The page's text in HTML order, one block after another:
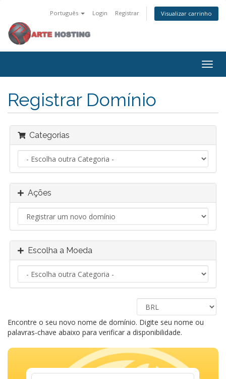
Português Login Registrar Visualizar carrinho
Registrar Domínio
Categorias
Ações
Escolha a Moeda
Encontre o seu novo nome de domínio. Digite seu nome ou
palavras-chave abaixo para verificar a disponibilidade.